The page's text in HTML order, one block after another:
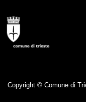
Copyright © Comune di